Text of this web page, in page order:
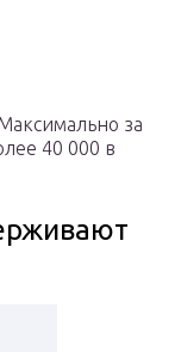
за
40 000 в